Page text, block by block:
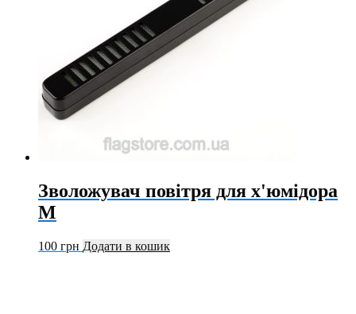
Зволожувач повітря для х'юмідора
M
100 грн Додати в кошик